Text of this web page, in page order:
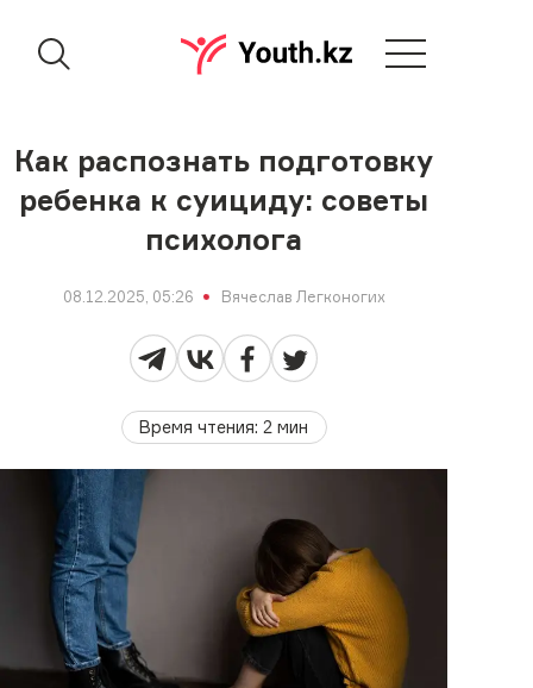
Как распознать подготовку
ребенка к суициду: советы
психолога
08.12.2025, 05:26 Вячеслав Легконогих
Время чтения:2 мин